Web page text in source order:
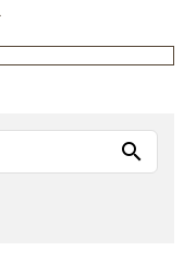
search